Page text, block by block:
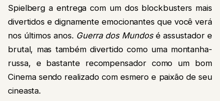
Spielberg a entrega com um dos blockbusters mais
divertidos e dignamente emocionantes que você verá
nos últimos anos. Guerra dos Mundosé assustador e
brutal, mas também divertido como uma montanha-
russa, e bastante recompensador como um bom
Cinema sendo realizado com esmero e paixão de seu
cineasta.